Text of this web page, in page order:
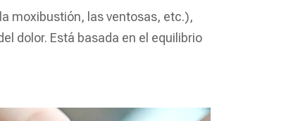
moxibustión, las ventosas, etc.),
dolor. Está basada en el equilibrio